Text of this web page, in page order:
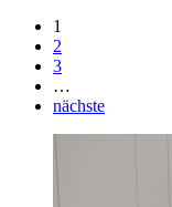
1
2
3
…
nächste